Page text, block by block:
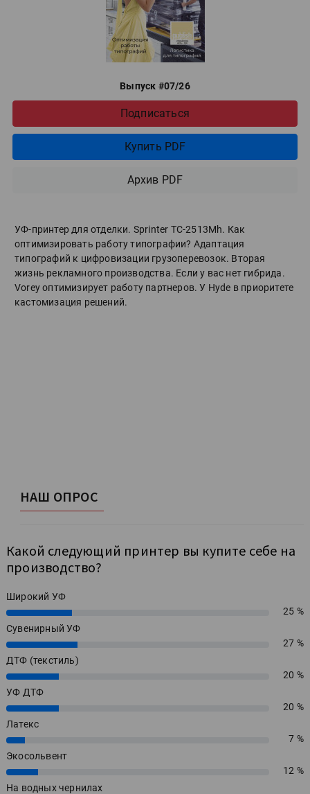
Выпуск #07/26
Подписаться
Купить PDF
Архив PDF
УФ-принтер для отделки. Sprinter ТС-2513Mh. Как
оптимизировать работу типографии? Адаптация
типографий к цифровизации грузоперевозок. Вторая
жизнь рекламного производства. Если у вас нет гибрида.
Vorey оптимизирует работу партнеров. У Hyde в приоритете
кастомизация решений.
НАШ ОПРОС
Какой следующий принтер вы купите себе на
производство?
Широкий УФ
25%
25 %
Сувенирный УФ
27%
27 %
ДТФ (текстиль)
20%
20 %
УФ ДТФ
20%
20 %
Латекс
7%
7 %
Экосольвент
12%
12 %
На водных чернилах